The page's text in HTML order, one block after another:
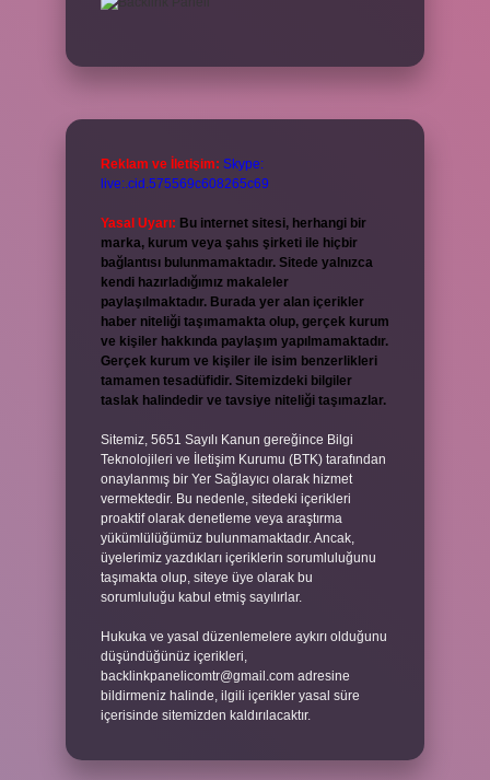
Reklam ve İletişim: Skype:
live:.cid.575569c608265c69
Yasal Uyarı: Bu internet sitesi, herhangi bir
marka, kurum veya şahıs şirketi ile hiçbir
bağlantısı bulunmamaktadır. Sitede yalnızca
kendi hazırladığımız makaleler
paylaşılmaktadır. Burada yer alan içerikler
haber niteliği taşımamakta olup, gerçek kurum
ve kişiler hakkında paylaşım yapılmamaktadır.
Gerçek kurum ve kişiler ile isim benzerlikleri
tamamen tesadüfidir. Sitemizdeki bilgiler
taslak halindedir ve tavsiye niteliği taşımazlar.
Sitemiz, 5651 Sayılı Kanun gereğince Bilgi
Teknolojileri ve İletişim Kurumu (BTK) tarafından
onaylanmış bir Yer Sağlayıcı olarak hizmet
vermektedir. Bu nedenle, sitedeki içerikleri
proaktif olarak denetleme veya araştırma
yükümlülüğümüz bulunmamaktadır. Ancak,
üyelerimiz yazdıkları içeriklerin sorumluluğunu
taşımakta olup, siteye üye olarak bu
sorumluluğu kabul etmiş sayılırlar.
Hukuka ve yasal düzenlemelere aykırı olduğunu
düşündüğünüz içerikleri,
backlinkpanelicomtr@gmail.com adresine
bildirmeniz halinde, ilgili içerikler yasal süre
içerisinde sitemizden kaldırılacaktır.